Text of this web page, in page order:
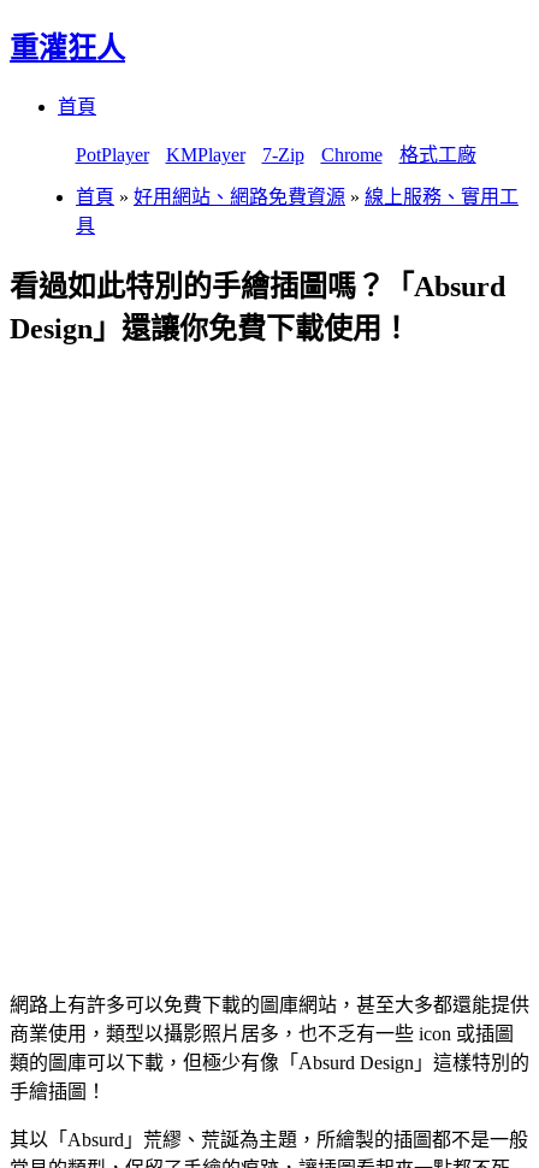
重灌狂人
首頁
PotPlayer KMPlayer 7-Zip Chrome 格式工廠
首頁 » 好用網站、網路免費資源 » 線上服務、實用工
具
看過如此特別的手繪插圖嗎？「Absurd
Design」還讓你免費下載使用！
網路上有許多可以免費下載的圖庫網站，甚至大多都還能提供
商業使用，類型以攝影照片居多，也不乏有一些 icon 或插圖
類的圖庫可以下載，但極少有像「Absurd Design」這樣特別的
手繪插圖！
其以「Absurd」荒繆、荒誕為主題，所繪製的插圖都不是一般